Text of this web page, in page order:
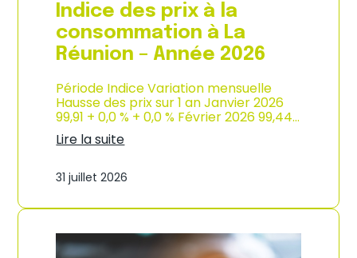
2
0
2
6
Indice des prix à la
consommation à La
Réunion – Année 2026
Période Indice Variation mensuelle
Hausse des prix sur 1 an Janvier 2026
99,91 + 0,0 % + 0,0 % Février 2026 99,44…
Lire la suite
n
i
e
31 juillet 2026